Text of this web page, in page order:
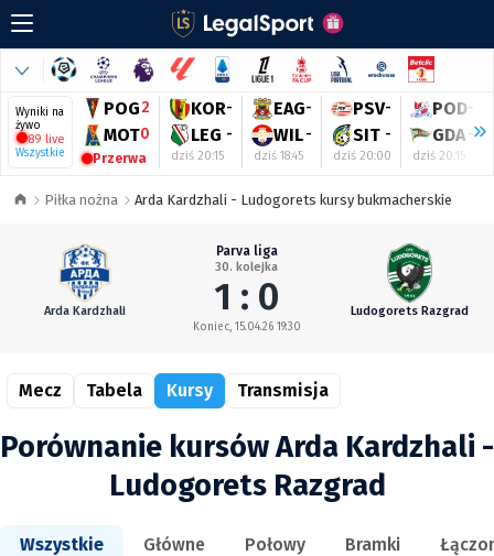
Wyniki na
żywo
89 live
Wszystkie
POG2
MOT0
Przerwa
KOR-
LEG -
dziś 20:15
EAG-
WIL-
dziś 18:45
PSV-
SIT -
dziś 20:00
POD-
GDA-
dziś 20:15
Piłka nożna Arda Kardzhali - Ludogorets kursy bukmacherskie
Arda Kardzhali
Parva liga
30. kolejka
1 : 0
Koniec, 15.04.26 19:30
Ludogorets Razgrad
Mecz Tabela Kursy Transmisja
Porównanie kursów Arda Kardzhali -
Ludogorets Razgrad
Wszystkie Główne Połowy Bramki